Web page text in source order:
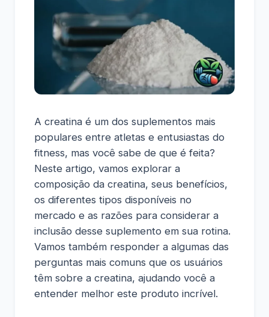
A creatina é um dos suplementos mais
populares entre atletas e entusiastas do
fitness, mas você sabe de que é feita?
Neste artigo, vamos explorar a
composição da creatina, seus benefícios,
os diferentes tipos disponíveis no
mercado e as razões para considerar a
inclusão desse suplemento em sua rotina.
Vamos também responder a algumas das
perguntas mais comuns que os usuários
têm sobre a creatina, ajudando você a
entender melhor este produto incrível.